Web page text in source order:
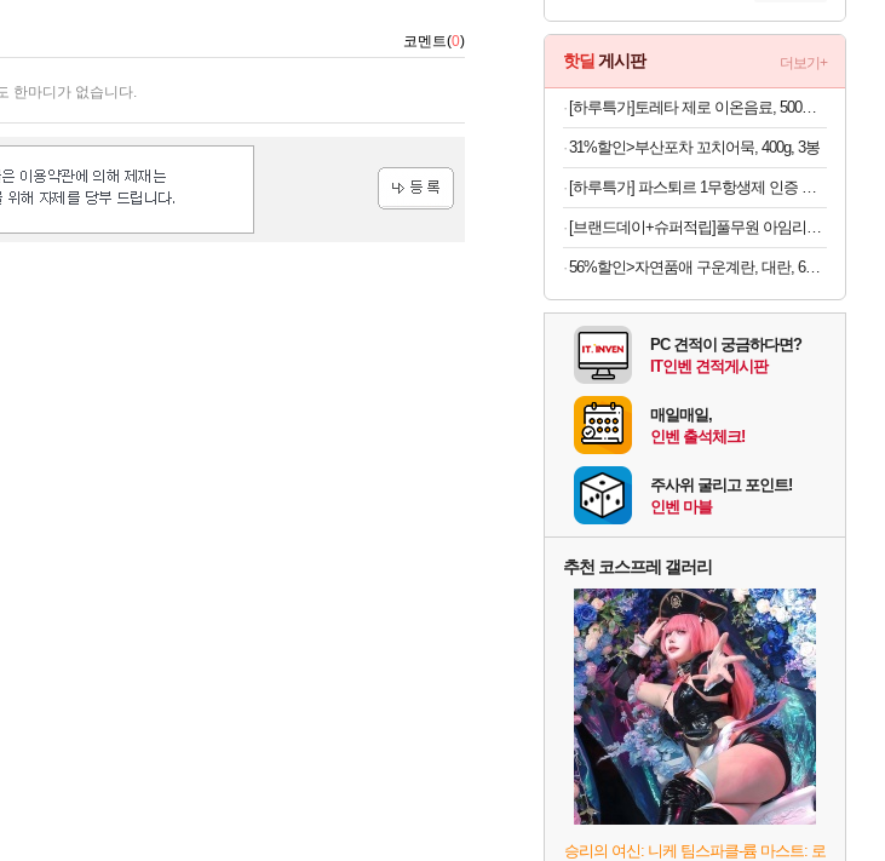
코멘트(0)
한마디가 없습니다.
핫딜 게시판 더보기+
[하루특가]토레타 제로 이온음료, 500ml, 24개
31%할인>부산포차 꼬치어묵, 400g, 3봉
[하루특가] 파스퇴르 1무항생제 인증 바른목장 우유, 190ml, 24개
[브랜드데이+슈퍼적립]풀무원 아임리얼100 고농축주스 120ml 24팩, 블루베리 외 4종
56%할인>자연품애 구운계란, 대란, 60구, 1박스
PC 견적이 궁금하다면?
IT인벤 견적게시판
매일매일,
인벤 출석체크!
주사위 굴리고 포인트!
인벤 마블
추천 코스프레 갤러리
승리의 여신: 니케 팀스파클-륨 마스트: 로